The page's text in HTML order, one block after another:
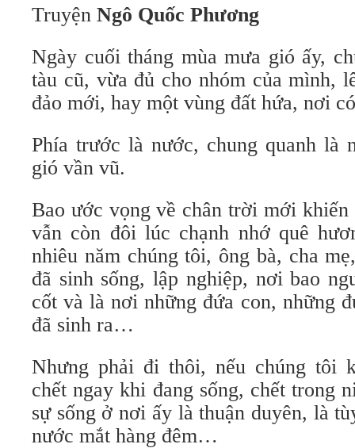
Truyện Ngô Quốc Phương
Ngày cuối tháng mùa mưa gió ấy,
tàu cũ, vừa đủ cho nhóm của mình,
đảo mới, hay một vùng đất hứa, nơi
Phía trước là nước, chung quanh là
gió vần vũ.
Bao ước vọng về chân trời mới
vẫn còn đôi lúc chạnh nhớ quê
nhiêu năm chúng tôi, ông bà, cha
đã sinh sống, lập nghiệp, nơi bao
cốt và là nơi những đứa con, những
đã sinh ra…
Nhưng phải đi thôi, nếu chúng tôi
chết ngay khi đang sống, chết trong
sự sống ở nơi ấy là thuận duyên, là
nước mắt hàng đêm…